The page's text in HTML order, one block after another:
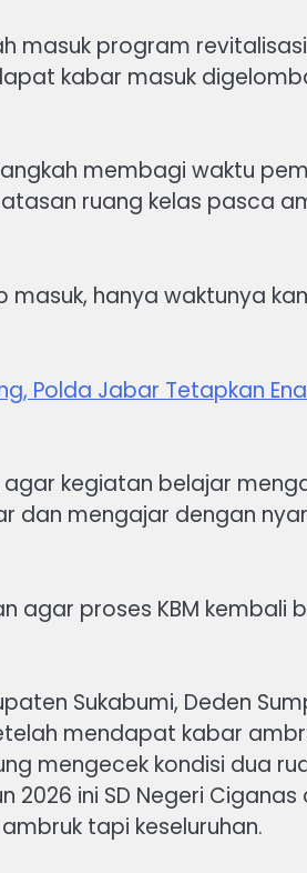
masuk program
kabar masuk
membagi waktu
ruang kelas pasca
masuk, hanya waktunya
Polda Jabar Tetapkan
kegiatan belajar
dan mengajar dengan
agar proses KBM kembali
Sukabumi, Deden
setelah mendapat kabar
mengecek kondisi dua
ini SD Negeri
tapi keseluruhan.